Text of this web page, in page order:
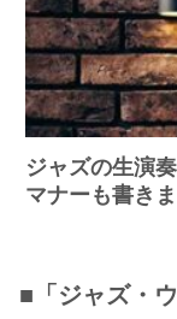
ジャズの生演
マナーも書きま
■「ジャズ・